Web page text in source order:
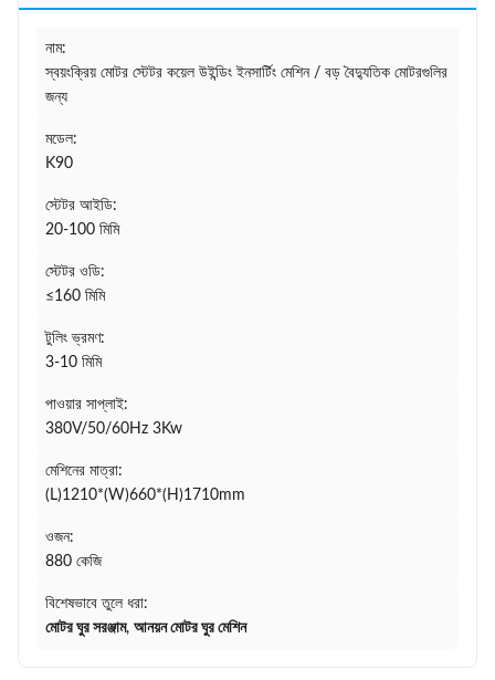
নাম:
স্বয়ংক্রিয় মোটর স্টেটর কয়েল উইন্ডিং ইনসার্টিং মেশিন / বড় বৈদ্যুতিক মোটরগুলির
জন্য
মডেল:
K90
স্টেটর আইডি:
20-100 মিমি
স্টেটর ওডি:
≤160 মিমি
টুলিং ভ্রমণ:
3-10 মিমি
পাওয়ার সাপ্লাই:
380V/50/60Hz 3Kw
মেশিনের মাত্রা:
(L)1210*(W)660*(H)1710mm
ওজন:
880 কেজি
বিশেষভাবে তুলে ধরা:
মোটর ঘুর সরঞ্জাম, আনয়ন মোটর ঘুর মেশিন